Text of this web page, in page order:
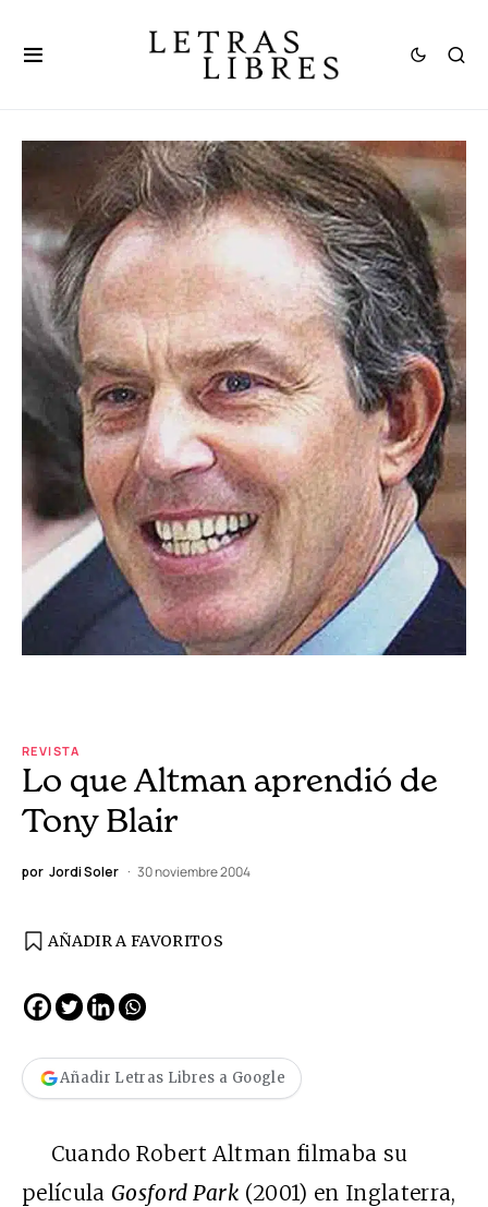
REVISTA
Lo que Altman aprendió de
Tony Blair
por Jordi Soler 30 noviembre 2004
AÑADIR A FAVORITOS
Añadir Letras Libres a Google
Cuando Robert Altman filmaba su
películaGosford Park (2001) en Inglaterra,